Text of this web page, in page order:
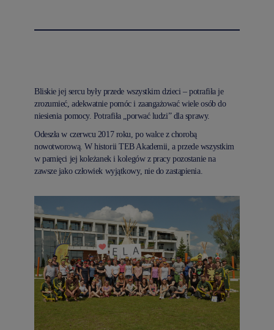
Bliskie jej sercu były przede wszystkim dzieci – potrafiła je
zrozumieć, adekwatnie pomóc i zaangażować wiele osób do
niesienia pomocy. Potrafiła „porwać ludzi” dla sprawy.
Odeszła w czerwcu 2017 roku, po walce z chorobą
nowotworową. W historii TEB Akademii, a przede wszystkim
w pamięci jej koleżanek i kolegów z pracy pozostanie na
zawsze jako człowiek wyjątkowy, nie do zastąpienia.